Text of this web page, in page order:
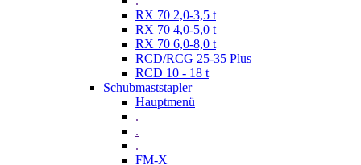
RX 70 2,0-3,5 t
RX 70 4,0-5,0 t
RX 70 6,0-8,0 t
RCD/RCG 25-35 Plus
RCD 10 - 18 t
Schubmaststapler
Hauptmenü
.
.
.
FM-X